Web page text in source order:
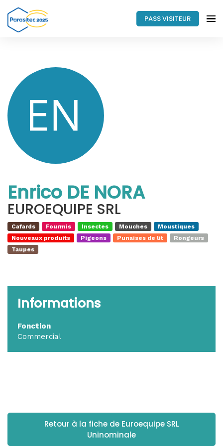
PASS VISITEUR
Enrico DE NORA
EUROEQUIPE SRL
Cafards Fourmis Insectes Mouches
Moustiques
Nouveaux produits
Pigeons Punaises de lit
Rongeurs
Taupes
Informations
Fonction
Commercial
Retour à la fiche de Euroequipe SRL
Uninominale